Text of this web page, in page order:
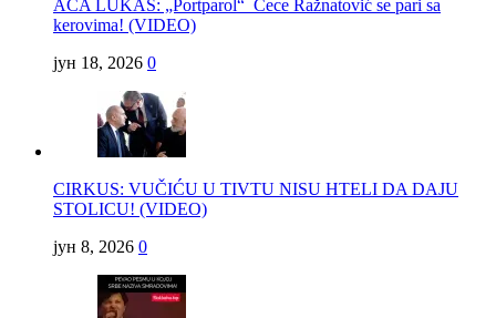
ACA LUKAS: „Portparol“ Cece Ražnatović se pari sa
kerovima! (VIDEO)
јун 18, 2026 0
CIRKUS: VUČIĆU U TIVTU NISU HTELI DA DAJU
STOLICU! (VIDEO)
јун 8, 2026 0